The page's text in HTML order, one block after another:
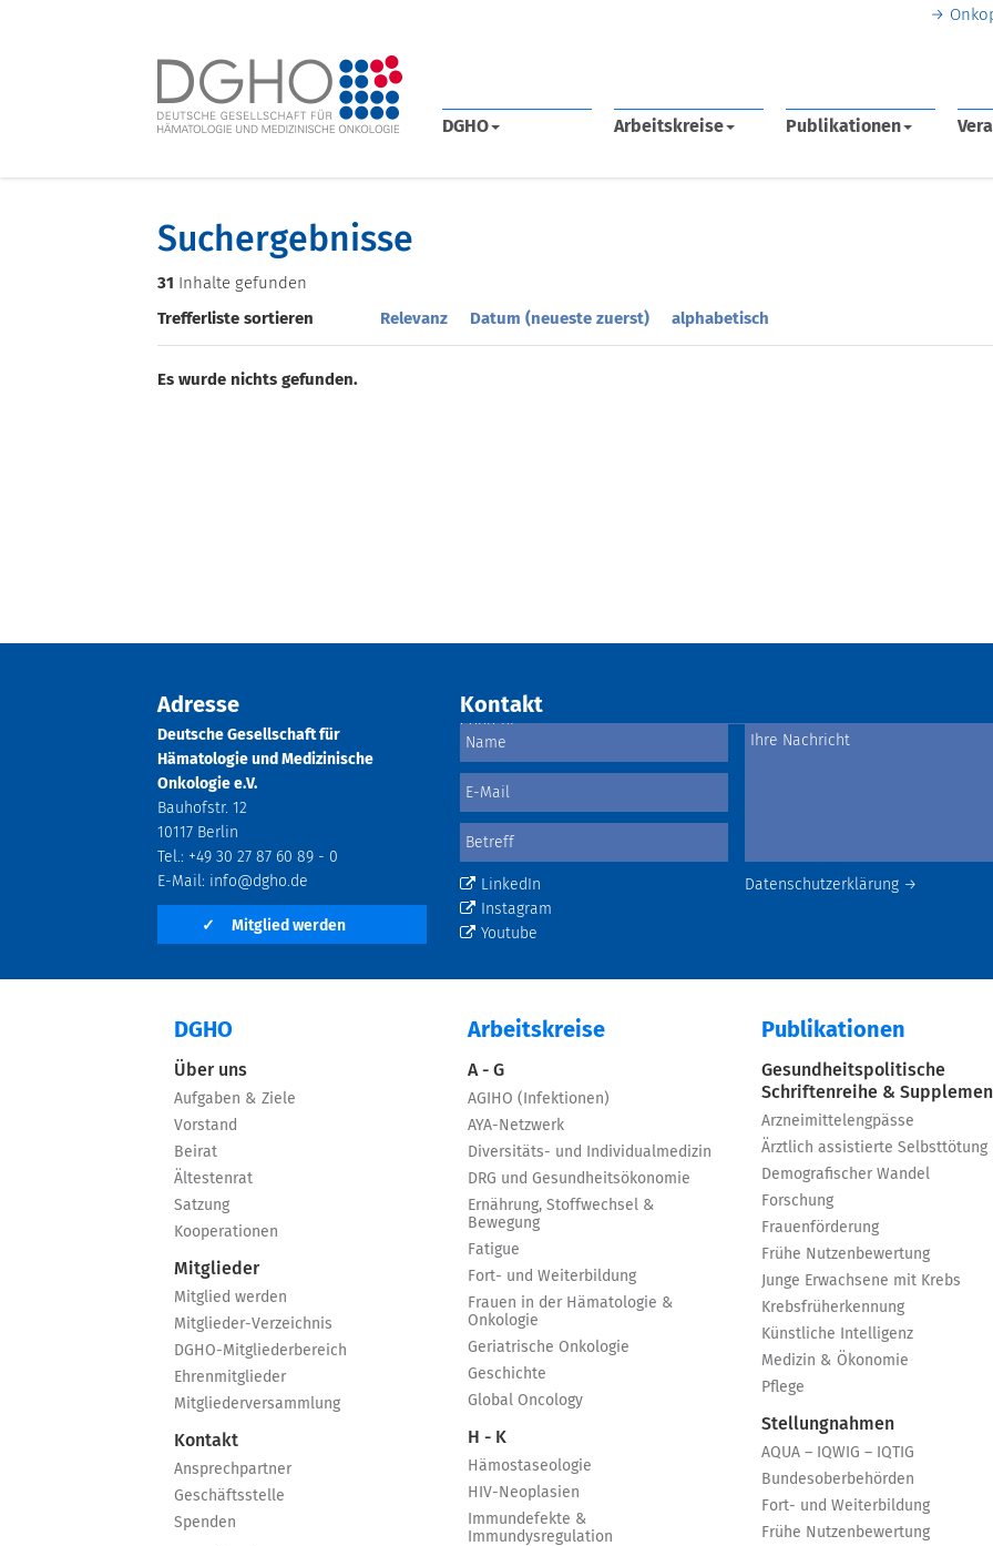
DGHO Arbeitskreise Publikationen
Suchergebnisse
31 Inhalte gefunden
Trefferliste sortieren Relevanz Datum (neueste zuerst) alphabetisch
Es wurde nichts gefunden.
Adresse
Deutsche Gesellschaft für
Hämatologie und Medizinische
Onkologie e.V.
Bauhofstr. 12
10117 Berlin
Tel.: +49 30 27 87 60 89 - 0
E-Mail: info@dgho.de
✓ Mitglied werden
Kontakt
Datenschutzerklärung →
LinkedIn
Instagram
Youtube
DGHO
Über uns
Aufgaben & Ziele
Vorstand
Beirat
Ältestenrat
Satzung
Kooperationen
Mitglieder
Mitglied werden
Mitglieder-Verzeichnis
DGHO-Mitgliederbereich
Ehrenmitglieder
Mitgliederversammlung
Kontakt
Ansprechpartner
Geschäftsstelle
Spenden
Arbeitskreise
A - G
AGIHO (Infektionen)
AYA-Netzwerk
Diversitäts- und Individualmedizin
DRG und Gesundheitsökonomie
Ernährung, Stoffwechsel &
Bewegung
Fatigue
Fort- und Weiterbildung
Frauen in der Hämatologie &
Onkologie
Geriatrische Onkologie
Geschichte
Global Oncology
H - K
Hämostaseologie
HIV-Neoplasien
Immundefekte &
Immundysregulation
Publikationen
Gesundheitspolitische
Schriftenreihe &
Arzneimittelengpässe
Ärztlich assistierte Selbsttötung
Demografischer Wandel
Forschung
Frauenförderung
Frühe Nutzenbewertung
Junge Erwachsene mit Krebs
Krebsfrüherkennung
Künstliche Intelligenz
Medizin & Ökonomie
Pflege
Stellungnahmen
AQUA – IQWIG – IQTIG
Bundesoberbehörden
Fort- und Weiterbildung
Frühe Nutzenbewertung